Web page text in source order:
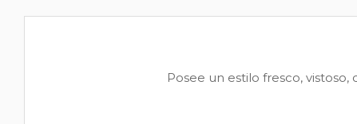
Posee un estilo fresco,